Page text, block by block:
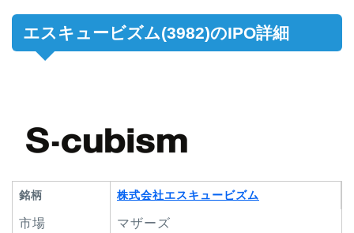
エスキュービズム(3982)のIPO詳細
銘柄 株式会社エスキュービズム
市場 マザーズ